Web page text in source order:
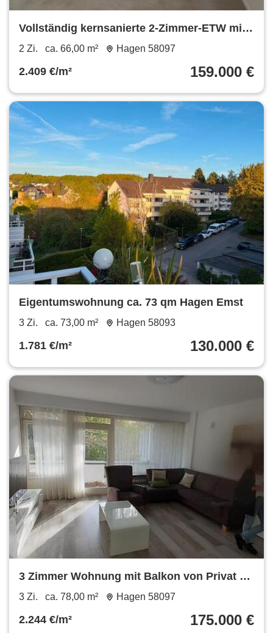
Vollständig kernsanierte 2-Zimmer-ETW mit
Terrasse und Stellplatz
2 Zi. ca. 66,00 m² Hagen 58097
2.409 €/m² 159.000 €
Eigentumswohnung ca. 73 qm Hagen Emst
3 Zi. ca. 73,00 m² Hagen 58093
1.781 €/m² 130.000 €
3 Zimmer Wohnung mit Balkon von Privat zu
verkaufen
3 Zi. ca. 78,00 m² Hagen 58097
2.244 €/m² 175.000 €